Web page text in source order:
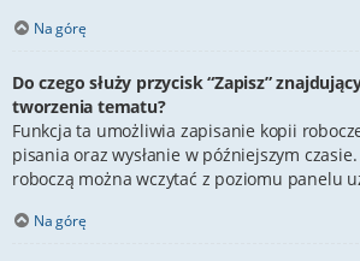
Na górę
Do czego służy przycisk “Zapisz”
tworzenia tematu?
Funkcja ta umożliwia zapisanie kopii
pisania oraz wysłanie w późniejszym
roboczą można wczytać z poziomu panelu
Na górę